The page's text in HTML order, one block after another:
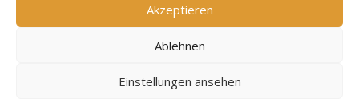
Akzeptieren
Ablehnen
Einstellungen ansehen
Impressum